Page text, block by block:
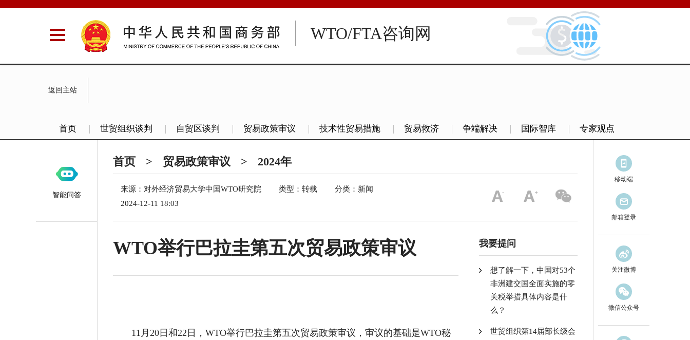
WTO/FTA咨询网
返回主站
首页 世贸组织谈判 自贸区谈判 贸易政策审议 技术性贸易措施 贸易救济 争端解决 国际智库 专家观点
首页 > 贸易政策审议 > 2024年
来源： 对外经济贸易大学中国WTO研究院 类型： 转载
分类：新闻
2024-12-11 18:03
WTO举行巴拉圭第五次贸易政策审议
11月20日和22日，WTO举行巴拉圭第五次贸易政策审议，审议的基础是WTO秘
我要提问
想了解一下，中国对53个
非洲建交国全面实施的零
关税举措具体内容是什
么？
世贸组织第14届部长级会
智能问答
移动端
邮箱登录
关注微博
微信公众号